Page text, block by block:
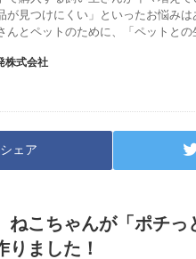
が見つけにくい」といったお悩み
んとペットのために、「ペットと
株式会社
シェア
ねこちゃんが「ポチ
りました！